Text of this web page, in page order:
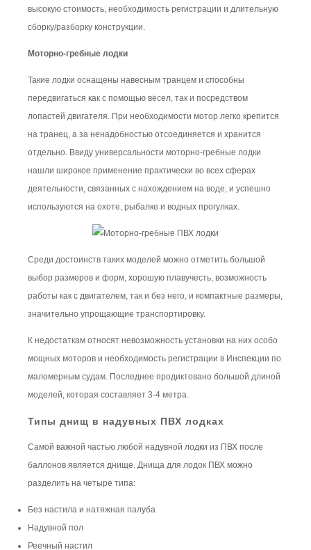
высокую стоимость, необходимость регистрации и длительную
сборку/разборку конструкции.
Моторно-гребные лодки
Такие лодки оснащены навесным транцем и способны
передвигаться как с помощью вёсел, так и посредством
лопастей двигателя. При необходимости мотор легко крепится
на транец, а за ненадобностью отсоединяется и хранится
отдельно. Ввиду универсальности моторно-гребные лодки
нашли широкое применение практически во всех сферах
деятельности, связанных с нахождением на воде, и успешно
используются на охоте, рыбалке и водных прогулках.
Среди достоинств таких моделей можно отметить большой
выбор размеров и форм, хорошую плавучесть, возможность
работы как с двигателем, так и без него, и компактные размеры,
значительно упрощающие транспортировку.
К недостаткам относят невозможность установки на них особо
мощных моторов и необходимость регистрации в Инспекции по
маломерным судам. Последнее продиктовано большой длиной
моделей, которая составляет 3-4 метра.
Типы днищ в надувных ПВХ лодках
Самой важной частью любой надувной лодки из ПВХ после
баллонов является днище. Днища для лодок ПВХ можно
разделить на четыре типа:
Без настила и натяжная палуба
Надувной пол
Реечный настил